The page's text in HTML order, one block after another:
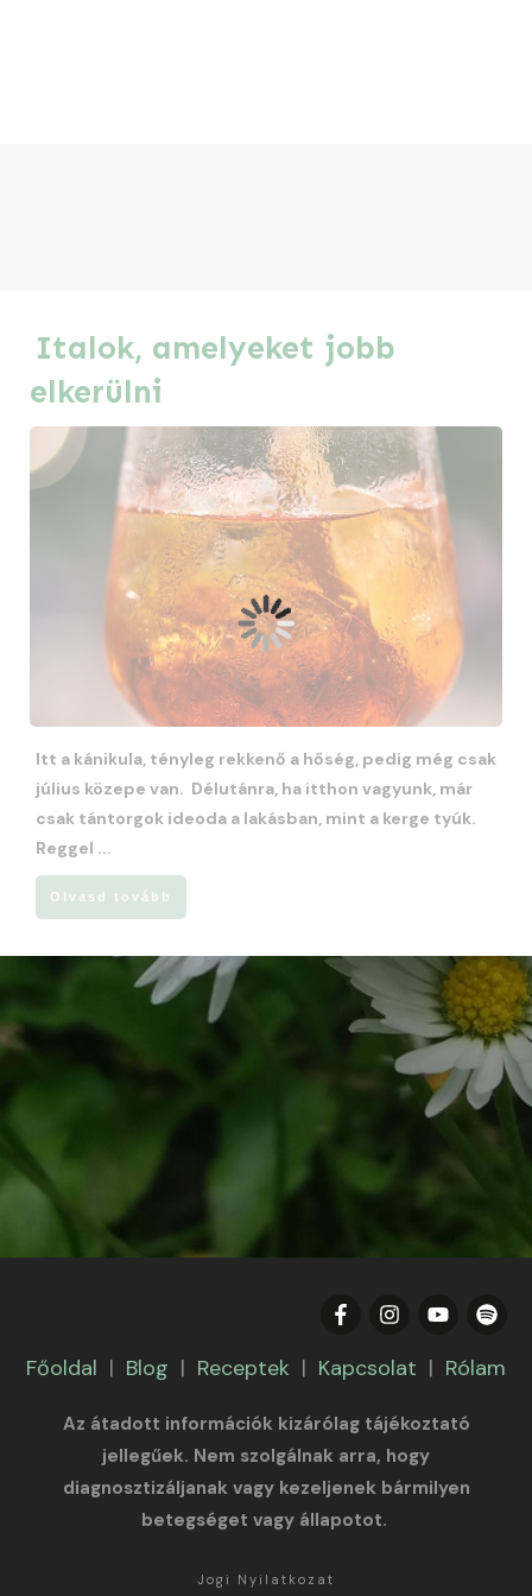
Italok, amelyeket jobb
elkerülni
Itt a kánikula, tényleg rekkenő a hőség, pedig még csak
július közepe van. Délutánra, ha itthon vagyunk, már
csak tántorgok ideoda a lakásban, mint a kerge tyúk.
Reggel ...
Olvasd tovább
Főoldal | Blog | Receptek | Kapcsolat | Rólam
Az átadott információk kizárólag tájékoztató
jellegűek. Nem szolgálnak arra, hogy
diagnosztizáljanak vagy kezeljenek bármilyen
betegséget vagy állapotot.
Jogi Nyilatkozat